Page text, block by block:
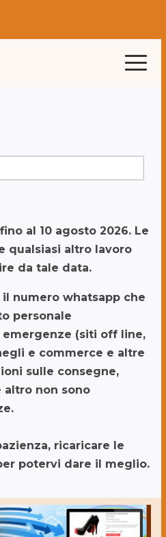
al 10 agosto 2026. Le
qualsiasi altro lavoro
da tale data.
numero whatsapp che
personale
(siti off line,
e commerce e altre
sulle consegne,
non sono
ricaricare le
potervi dare il meglio.